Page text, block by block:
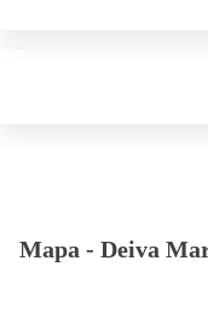
Mapa - Deiva